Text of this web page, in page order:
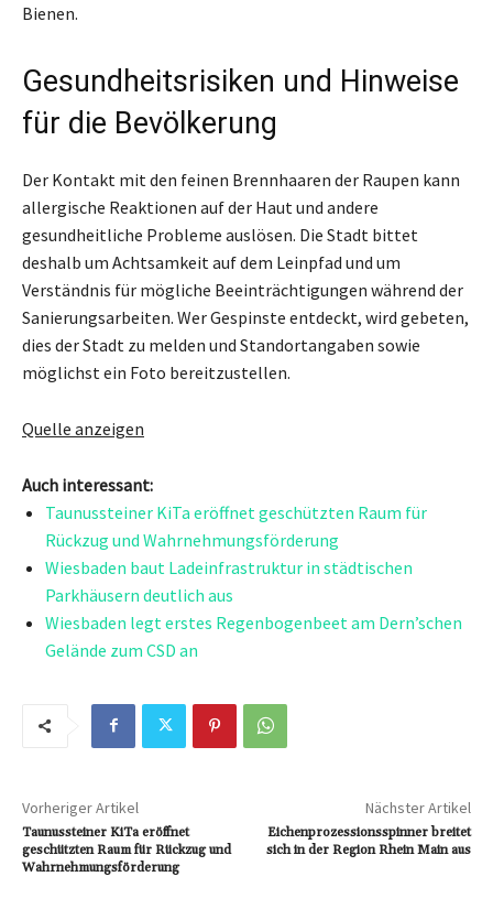
Bienen.
Gesundheitsrisiken und Hinweise
für die Bevölkerung
Der Kontakt mit den feinen Brennhaaren der Raupen kann
allergische Reaktionen auf der Haut und andere
gesundheitliche Probleme auslösen. Die Stadt bittet
deshalb um Achtsamkeit auf dem Leinpfad und um
Verständnis für mögliche Beeinträchtigungen während der
Sanierungsarbeiten. Wer Gespinste entdeckt, wird gebeten,
dies der Stadt zu melden und Standortangaben sowie
möglichst ein Foto bereitzustellen.
Quelle anzeigen
Auch interessant:
Taunussteiner KiTa eröffnet geschützten Raum für
Rückzug und Wahrnehmungsförderung
Wiesbaden baut Ladeinfrastruktur in städtischen
Parkhäusern deutlich aus
Wiesbaden legt erstes Regenbogenbeet am Dern’schen
Gelände zum CSD an
Vorheriger Artikel
Taunussteiner KiTa eröffnet
geschützten Raum für Rückzug und
Wahrnehmungsförderung
Nächster Artikel
Eichenprozessionsspinner breitet
sich in der Region Rhein Main aus